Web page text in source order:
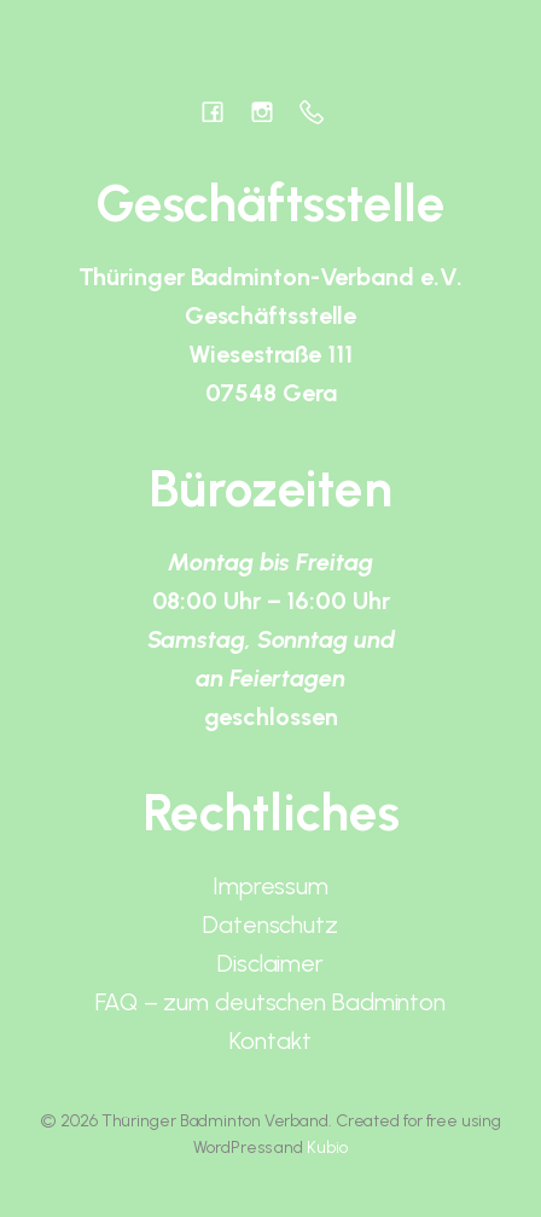
Geschäftsstelle
Thüringer Badminton-Verband e.V.
Geschäftsstelle
Wiesestraße 111
07548 Gera
Bürozeiten
Montag bis Freitag
08:00 Uhr – 16:00 Uhr
Samstag, Sonntag und
an Feiertagen
geschlossen
Rechtliches
Impressum
Datenschutz
Disclaimer
FAQ – zum deutschen Badminton
Kontakt
© 2026 Thüringer Badminton Verband. Created for free using
WordPress and Kubio